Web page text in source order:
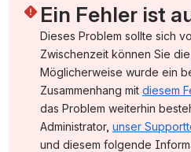
Ein Fehler ist
Dieses Problem sollte sich
Zwischenzeit können Sie die
Möglicherweise wurde ein
Zusammenhang mit diesem
das Problem weiterhin
Administrator, unser
und diesem folgende